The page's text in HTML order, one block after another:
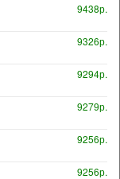
9438р.
9326р.
9294р.
9279р.
9256р.
9256р.